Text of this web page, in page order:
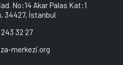
No:14 Akar Palas Kat:1
34427, İstanbul
243 32 27
merkezi.org